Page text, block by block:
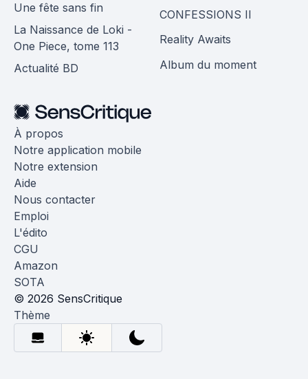
Une fête sans fin
La Naissance de Loki -
One Piece, tome 113
Actualité BD
CONFESSIONS II
Reality Awaits
Album du moment
À propos
Notre application mobile
Notre extension
Aide
Nous contacter
Emploi
L'édito
CGU
Amazon
SOTA
© 2026 SensCritique
Thème